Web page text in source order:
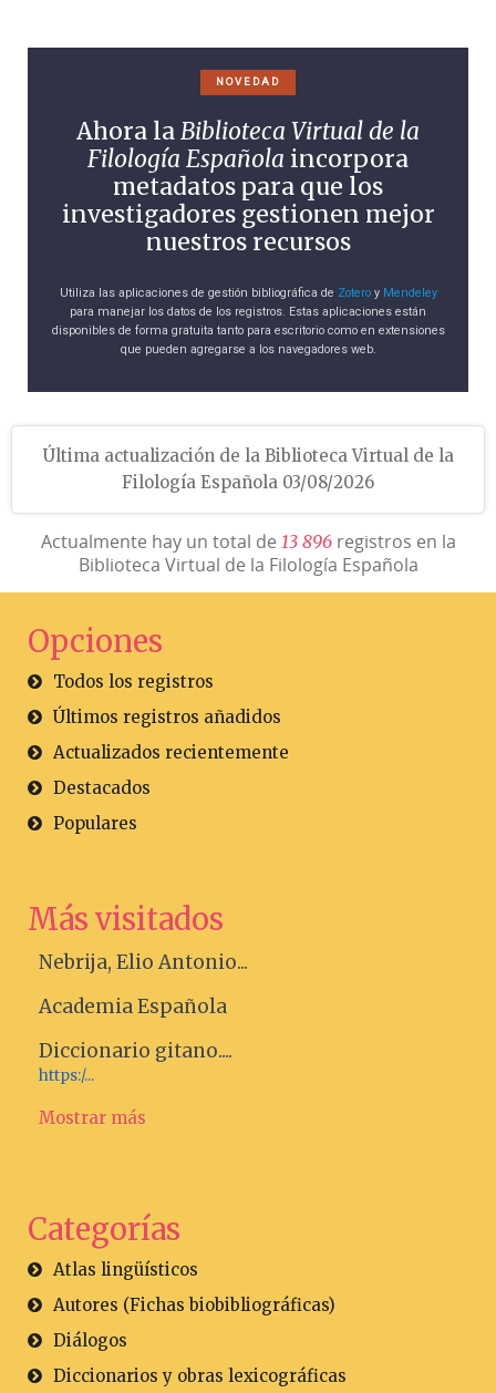
NOVEDAD
Ahora laBiblioteca Virtual de la
Filología Española incorpora
metadatos para que los
investigadores gestionen mejor
nuestros recursos
Utiliza las aplicaciones de gestión bibliográfica de Zoteroy Mendeley
para manejar los datos de los registros. Estas aplicaciones están
disponibles de forma gratuita tanto para escritorio como en extensiones
que pueden agregarse a los navegadores web.
Última actualización de la Biblioteca Virtual de la
Filología Española 03/08/2026
Actualmente hay un total de 13 896registros en la
Biblioteca Virtual de la Filología Española
Opciones
Todos los registros
Últimos registros añadidos
Actualizados recientemente
Destacados
Populares
Más visitados
Nebrija, Elio Antonio...
Academia Española
Diccionario gitano....
https:/...
Mostrar más
Categorías
Atlas lingüísticos
Autores (Fichas biobibliográficas)
Diálogos
Diccionarios y obras lexicográficas